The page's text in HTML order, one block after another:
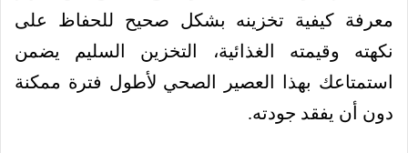
معرفة كيفية تخزينه بشكل صحيح للحفاظ على
نكهته وقيمته الغذائية، التخزين السليم يضمن
استمتاعك بهذا العصير الصحي لأطول فترة ممكنة
دون أن يفقد جودته.